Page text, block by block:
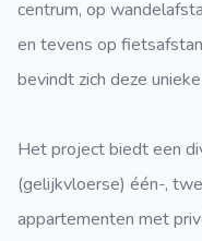
centrum, op
en tevens op
bevindt zich deze
Het project biedt een
(gelijkvloerse) één-,
appartementen met